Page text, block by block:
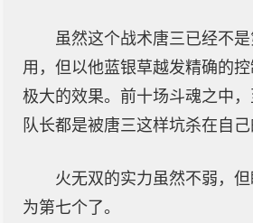
虽然这个战术唐三已经不
用，但以他蓝银草越发精确的
极大的效果。前十场斗魂之中
队长都是被唐三这样坑杀在自己
火无双的实力虽然不弱，
为第七个了。